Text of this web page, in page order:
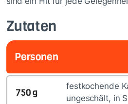
Zutaten
Personen
750g
festkochende
ungeschält, in